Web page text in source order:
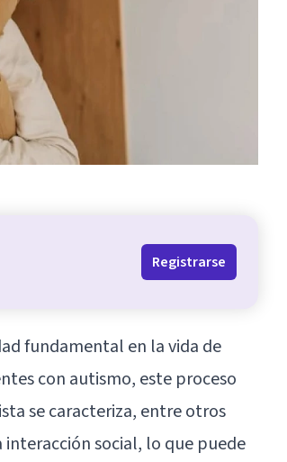
Registrarse
fundamental en la vida de
con autismo, este proceso
se caracteriza, entre otros
social, lo que puede